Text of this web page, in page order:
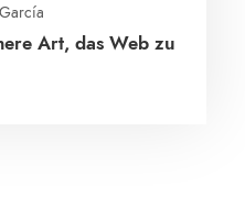
Art, das Web zu